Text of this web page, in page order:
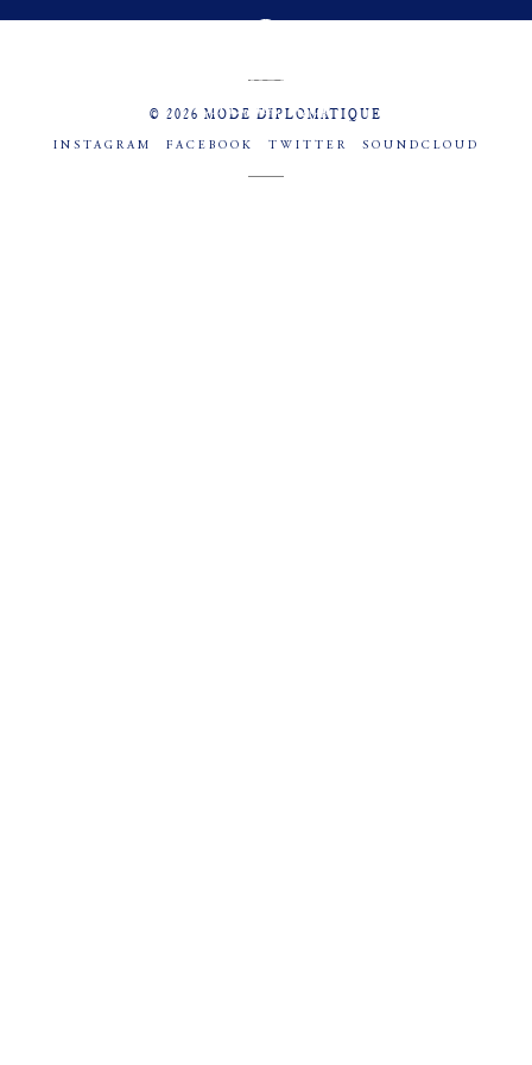
© 2026 MODE DIPLOMATIQUE
INSTAGRAM FACEBOOK TWITTER SOUNDCLOUD